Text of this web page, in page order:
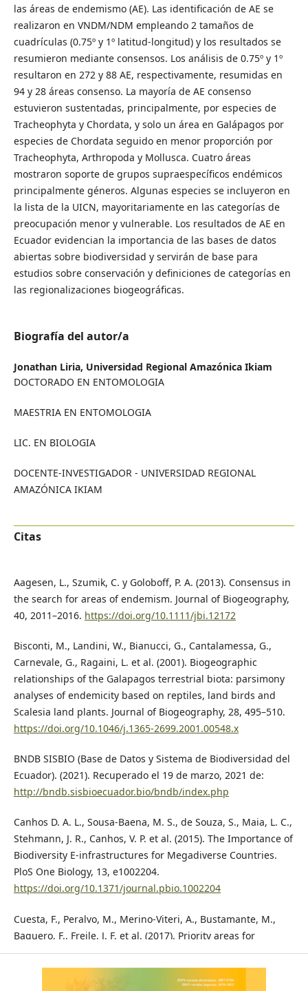
las áreas de endemismo (AE). Las identificación de AE se
realizaron en VNDM/NDM empleando 2 tamaños de
cuadrículas (0.75º y 1º latitud-longitud) y los resultados se
resumieron mediante consensos. Los análisis de 0.75º y 1º
resultaron en 272 y 88 AE, respectivamente, resumidas en
94 y 28 áreas consenso. La mayoría de AE consenso
estuvieron sustentadas, principalmente, por especies de
Tracheophyta y Chordata, y solo un área en Galápagos por
especies de Chordata seguido en menor proporción por
Tracheophyta, Arthropoda y Mollusca. Cuatro áreas
mostraron soporte de grupos supraespecíficos endémicos
principalmente géneros. Algunas especies se incluyeron en
la lista de la UICN, mayoritariamente en las categorías de
preocupación menor y vulnerable. Los resultados de AE en
Ecuador evidencian la importancia de las bases de datos
abiertas sobre biodiversidad y servirán de base para
estudios sobre conservación y definiciones de categorías en
las regionalizaciones biogeográficas.
Biografía del autor/a
Jonathan Liria, Universidad Regional Amazónica Ikiam
DOCTORADO EN ENTOMOLOGIA
MAESTRIA EN ENTOMOLOGIA
LIC. EN BIOLOGIA
DOCENTE-INVESTIGADOR - UNIVERSIDAD REGIONAL
AMAZÓNICA IKIAM
Citas
Aagesen, L., Szumik, C. y Goloboff, P. A. (2013). Consensus in
the search for areas of endemism. Journal of Biogeography,
40, 2011–2016. https://doi.org/10.1111/jbi.12172
Bisconti, M., Landini, W., Bianucci, G., Cantalamessa, G.,
Carnevale, G., Ragaini, L. et al. (2001). Biogeographic
relationships of the Galapagos terrestrial biota: parsimony
analyses of endemicity based on reptiles, land birds and
Scalesia land plants. Journal of Biogeography, 28, 495–510.
https://doi.org/10.1046/j.1365-2699.2001.00548.x
BNDB SISBIO (Base de Datos y Sistema de Biodiversidad del
Ecuador). (2021). Recuperado el 19 de marzo, 2021 de:
http://bndb.sisbioecuador.bio/bndb/index.php
Canhos D. A. L., Sousa-Baena, M. S., de Souza, S., Maia, L. C.,
Stehmann, J. R., Canhos, V. P. et al. (2015). The Importance of
Biodiversity E-infrastructures for Megadiverse Countries.
PloS One Biology, 13, e1002204.
https://doi.org/10.1371/journal.pbio.1002204
Cuesta, F., Peralvo, M., Merino-Viteri, A., Bustamante, M.,
Baquero, F., Freile, J. F. et al. (2017). Priority areas for
biodiversity conservation in mainland Ecuador. Neotropical
Biodiversity, 3, 93–106.
https://doi.org/10.1080/23766808.2017.1295705